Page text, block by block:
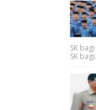
SK
SK